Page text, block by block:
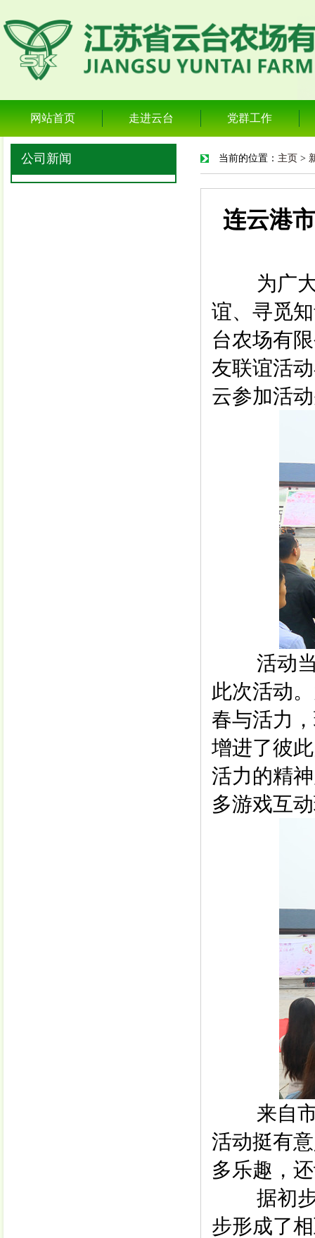
网站首页 走进云台 党群工作
公司新闻 当前的位置： 主页 >
连云港
为广
谊、寻觅
台农场有
友联谊活
云参加活
活动当
此次活动
春与活力
增进了彼
活力的精
多游戏互
来自市
活动挺有
多乐趣，
据初步
步形成了